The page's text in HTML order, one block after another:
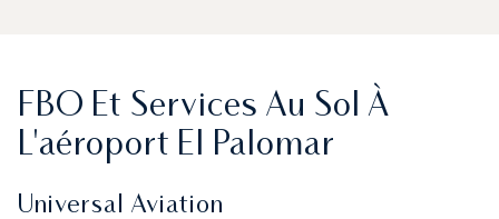
FBO Et Services Au Sol À
L'aéroport El Palomar
Universal Aviation